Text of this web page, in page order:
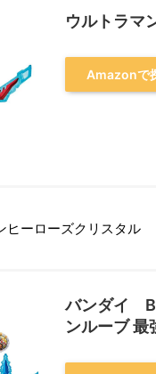
ウルトラマ
Amazonで
ヒーローズクリスタル
バンダイ
ンルーブ 最